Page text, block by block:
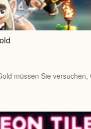
müssen Sie versuchen,